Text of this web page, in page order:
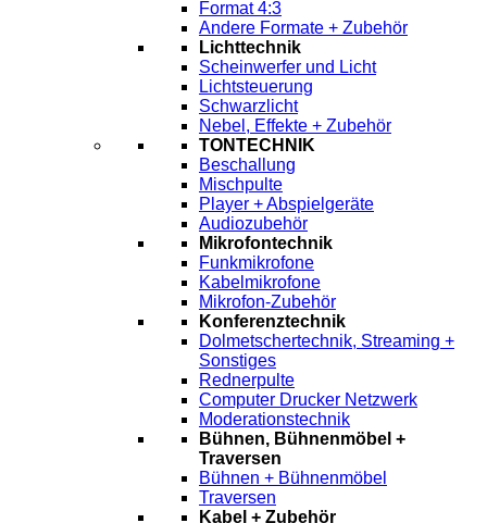
Format 4:3
Andere Formate + Zubehör
Lichttechnik
Scheinwerfer und Licht
Lichtsteuerung
Schwarzlicht
Nebel, Effekte + Zubehör
TONTECHNIK
Beschallung
Mischpulte
Player + Abspielgeräte
Audiozubehör
Mikrofontechnik
Funkmikrofone
Kabelmikrofone
Mikrofon-Zubehör
Konferenztechnik
Dolmetschertechnik, Streaming +
Sonstiges
Rednerpulte
Computer Drucker Netzwerk
Moderationstechnik
Bühnen, Bühnenmöbel +
Traversen
Bühnen + Bühnenmöbel
Traversen
Kabel + Zubehör